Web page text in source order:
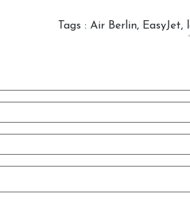
Tags : Air Berlin, EasyJet,